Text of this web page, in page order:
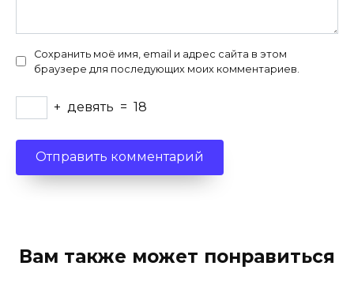
Сохранить моё имя, email и адрес сайта в этом
браузере для последующих моих комментариев.
+ девять = 18
Вам также может понравиться